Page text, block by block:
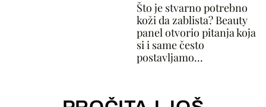
Što je stvarno potrebno
koži da zablista? Beauty
panel otvorio pitanja koja
si i same često
postavljamo...